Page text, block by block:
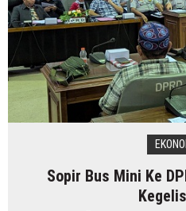
Sopir Bus Mini Ke